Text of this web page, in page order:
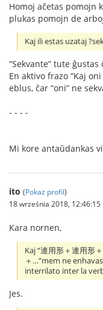
Homoj aĉetas pomojn
plukas pomojn de
Kaj ili estas uzataj
“Sekvante” tute
En aktivo frazo “Kaj
eblus, ĉar “oni” ne
- - - -
Mi kore antaŭdankas
ito (Pokaż profil)
18 września 2018, 12:46:15
Kara nornen,
Kaj “連用形＋連用形
＋…”mem ne
interrilato inter la
Jes.